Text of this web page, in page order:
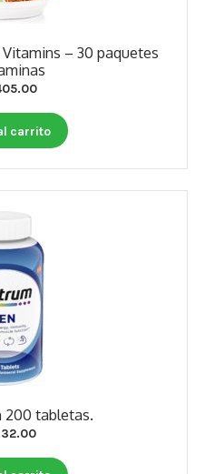
– 30 paquetes
carrito
200 tabletas.